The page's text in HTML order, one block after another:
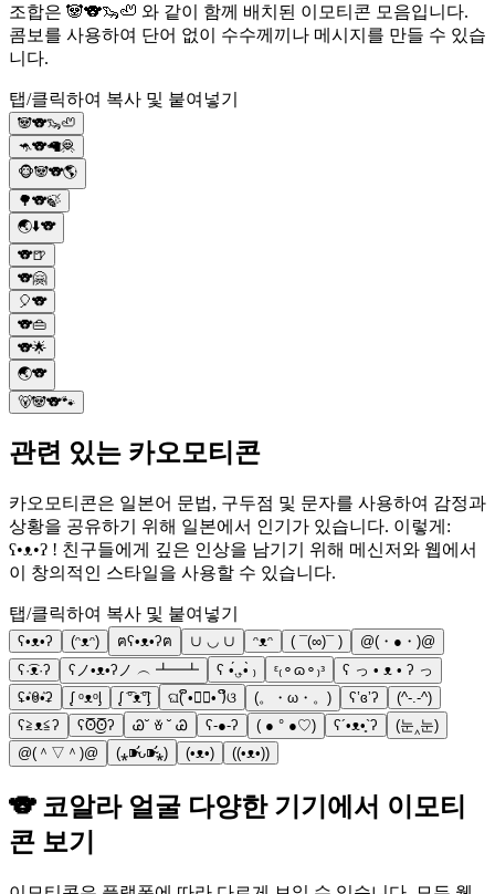
조합은 🐼🐨🦦🦥 와 같이 함께 배치된 이모티콘 모음입니다.
콤보를 사용하여 단어 없이 수수께끼나 메시지를 만들 수 있습
니다.
탭/클릭하여 복사 및 붙여넣기
🐼🐨🦦🦥
🦘🐨🦙🦧
🐵🐼🐨🌎
🌳🐨🍃
🌏⬇️🐨
🐨🍺
🐨🤗
🎈🐨
🐨👜
🐨🌟
🌏🐨
🐻🐼🐨🐾
관련 있는 카오모티콘
카오모티콘은 일본어 문법, 구두점 및 문자를 사용하여 감정과
상황을 공유하기 위해 일본에서 인기가 있습니다. 이렇게:
ʕ•ᴥ•ʔ ! 친구들에게 깊은 인상을 남기기 위해 메신저와 웹에서
이 창의적인 스타일을 사용할 수 있습니다.
탭/클릭하여 복사 및 붙여넣기
ʕ•ᴥ•ʔ (ᵔᴥᵔ) ฅʕ•ᴥ•ʔฅ ∪ ◡ ∪ ᵔᴥᵔ ( ¯(∞)¯ )
@(・●・)@
ʕ·͡ᴥ·ʔ
ʕノ•ᴥ•ʔノ ︵ ┻━┻ ʕ •́؈•̀ ₎ ᵋ₍⚬ɷ⚬₎ᵌ
ʕ っ • ᴥ • ʔ っ
ʢٛ•ꇵٛ•ʡ
ᶘ ᵒᴥᵒᶅ ᶘ ͡°ᴥ͡°ᶅ ଘ( ິ•ᆺ⃘• )ິଓ (。・ω・。) ʕʽɞʼʔ
(^-.-^)
ʕ≧ᴥ≦ʔ
ʕʘ̅͜ʘ̅ʔ Ꮚ˘ ꈊ ˘ Ꮚ ʕ-●-ʔ ( ● ° ●♡) ʕ´•ᴥ•̥`ʔ
(눈‸눈)
@(＾▽＾)@
(⁎⁍̴̛ᴗ⁍̴̛⁎) (•ᴥ•) ((•ᴥ•))
🐨 코알라 얼굴 다양한 기기에서 이모티
콘 보기